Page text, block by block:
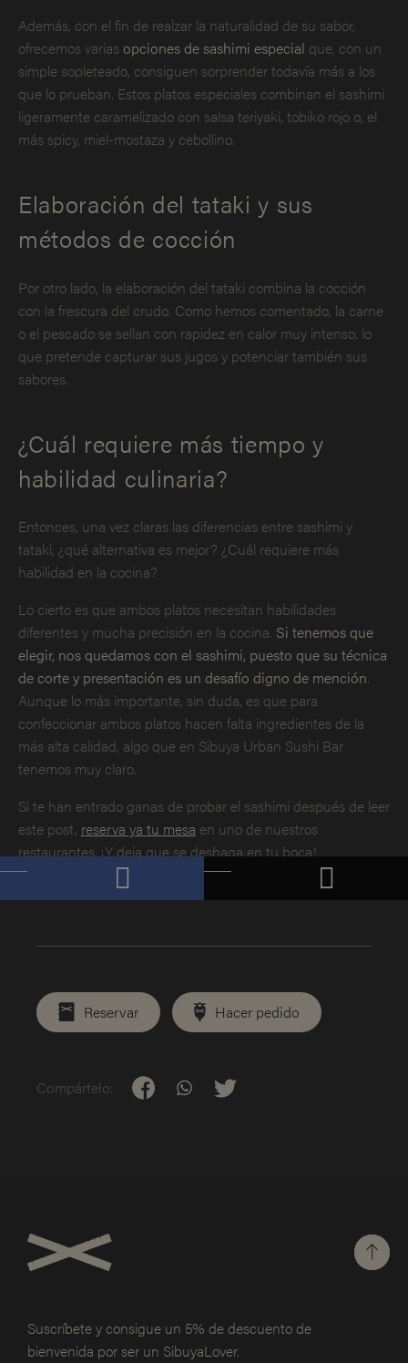
Además, con el fin de realzar la naturalidad de su sabor,
ofrecemos varias opciones de sashimi especial que, con un
simple sopleteado, consiguen sorprender todavía más a los
que lo prueban. Estos platos especiales combinan el sashimi
ligeramente caramelizado con salsa teriyaki, tobiko rojo o, el
más spicy, miel-mostaza y cebollino.
Elaboración del tataki y sus
métodos de cocción
Por otro lado, la elaboración del tataki combina la cocción
con la frescura del crudo. Como hemos comentado, la carne
o el pescado se sellan con rapidez en calor muy intenso, lo
que pretende capturar sus jugos y potenciar también sus
sabores.
¿Cuál requiere más tiempo y
habilidad culinaria?
Entonces, una vez claras las diferencias entre sashimi y
tataki, ¿qué alternativa es mejor? ¿Cuál requiere más
habilidad en la cocina?
Lo cierto es que ambos platos necesitan habilidades
diferentes y mucha precisión en la cocina. Si tenemos que
elegir, nos quedamos con el sashimi, puesto que su técnica
de corte y presentación es un desafío digno de mención.
Aunque lo más importante, sin duda, es que para
confeccionar ambos platos hacen falta ingredientes de la
más alta calidad, algo que en Sibuya Urban Sushi Bar
tenemos muy claro.
Si te han entrado ganas de probar el sashimi después de leer
este post, reserva ya tu mesa en uno de nuestros
restaurantes. ¡Y deja que se deshaga en tu boca!
Compártelo:
Reservar Hacer pedido
Suscríbete y consigue un 5% dedescuento de
bienvenida por ser un SibuyaLover.